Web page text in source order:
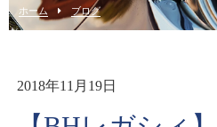
ホーム ブログ
2018年11月19日